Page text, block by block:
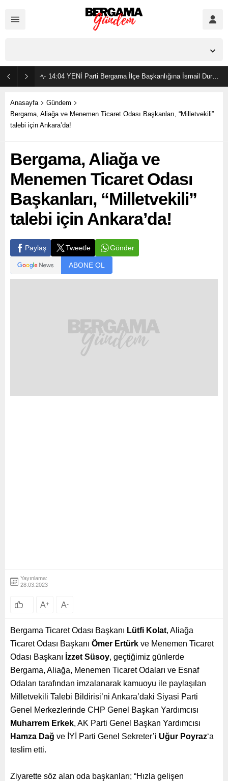
14:04 YENİ Parti Bergama İlçe Başkanlığına İsmail Durmaz görevlendirildi
Anasayfa
Gündem
Bergama, Aliağa ve Menemen Ticaret Odası Başkanları, “Milletvekili”
talebi için Ankara’da!
Bergama, Aliağa ve
Menemen Ticaret Odası
Başkanları, “Milletvekili”
talebi için Ankara’da!
Paylaş Tweetle Gönder
ABONE OL
Yayınlama:
28.03.2023
A+ A-
Bergama Ticaret Odası Başkanı Lütfi Kolat, Aliağa
Ticaret Odası Başkanı Ömer Ertürk ve Menemen Ticaret
Odası Başkanı İzzet Süsoy, geçtiğimiz günlerde
Bergama, Aliağa, Menemen Ticaret Odaları ve Esnaf
Odaları tarafından imzalanarak kamuoyu ile paylaşılan
Milletvekili Talebi Bildirisi’ni Ankara’daki Siyasi Parti
Genel Merkezlerinde CHP Genel Başkan Yardımcısı
Muharrem Erkek, AK Parti Genel Başkan Yardımcısı
Hamza Dağ ve İYİ Parti Genel Sekreter’i Uğur Poyraz‘a
teslim etti.
Ziyarette söz alan oda başkanları; “Hızla gelişen